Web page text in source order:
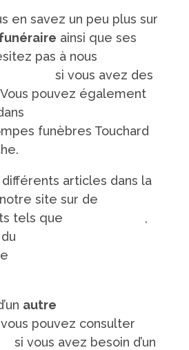
en savez un peu plus sur
ainsi que ses
pas à nous
si vous avez des
pouvez également
funèbres Touchard
articles dans la
site sur de
tels que
,
autre
pouvez consulter
si vous avez besoin d’un